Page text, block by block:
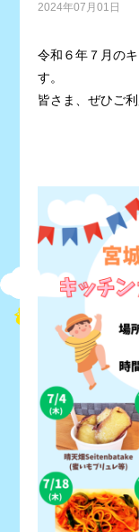
2024年07月01日
令和６年７月の
す。
皆さま、ぜひご